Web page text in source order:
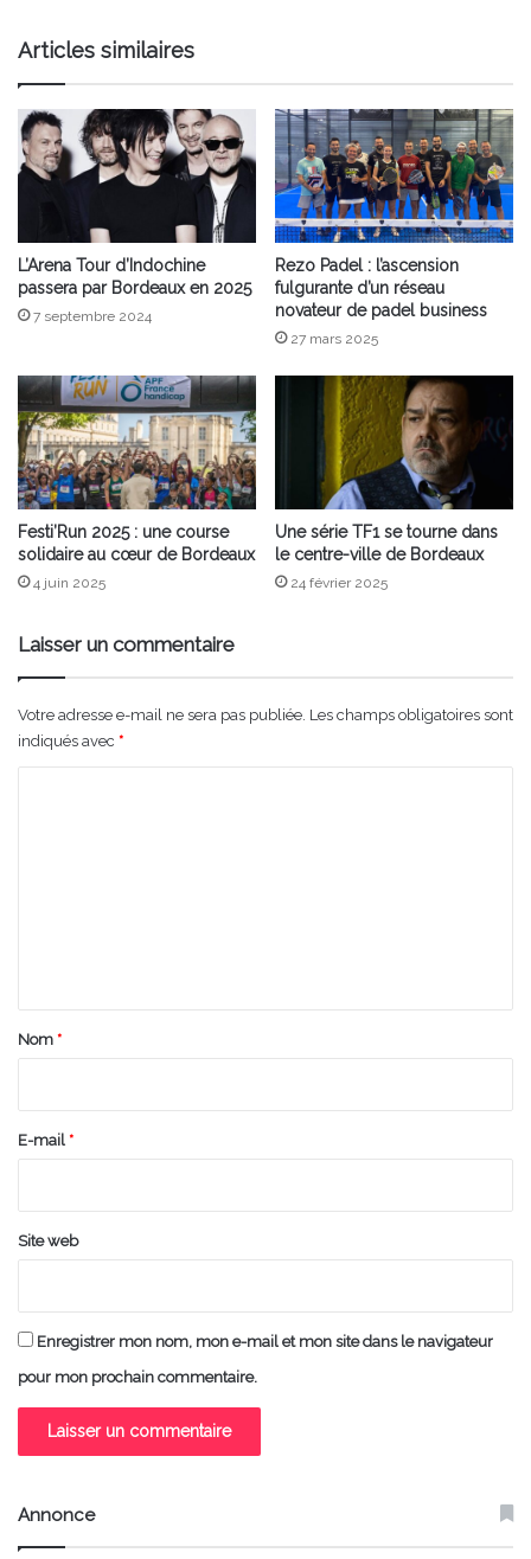
Articles similaires
L’Arena Tour d’Indochine
passera par Bordeaux en 2025
7 septembre 2024
Rezo Padel : l’ascension
fulgurante d’un réseau
novateur de padel business
27 mars 2025
Festi’Run 2025 : une course
solidaire au cœur de Bordeaux
4 juin 2025
Une série TF1 se tourne dans
le centre-ville de Bordeaux
24 février 2025
Laisser un commentaire
Votre adresse e-mail ne sera pas publiée. Les champs obligatoires sont
indiqués avec *
a
e
Nom *
E-mail *
Site web
Enregistrer mon nom, mon e-mail et mon site dans le navigateur
pour mon prochain commentaire.
Annonce